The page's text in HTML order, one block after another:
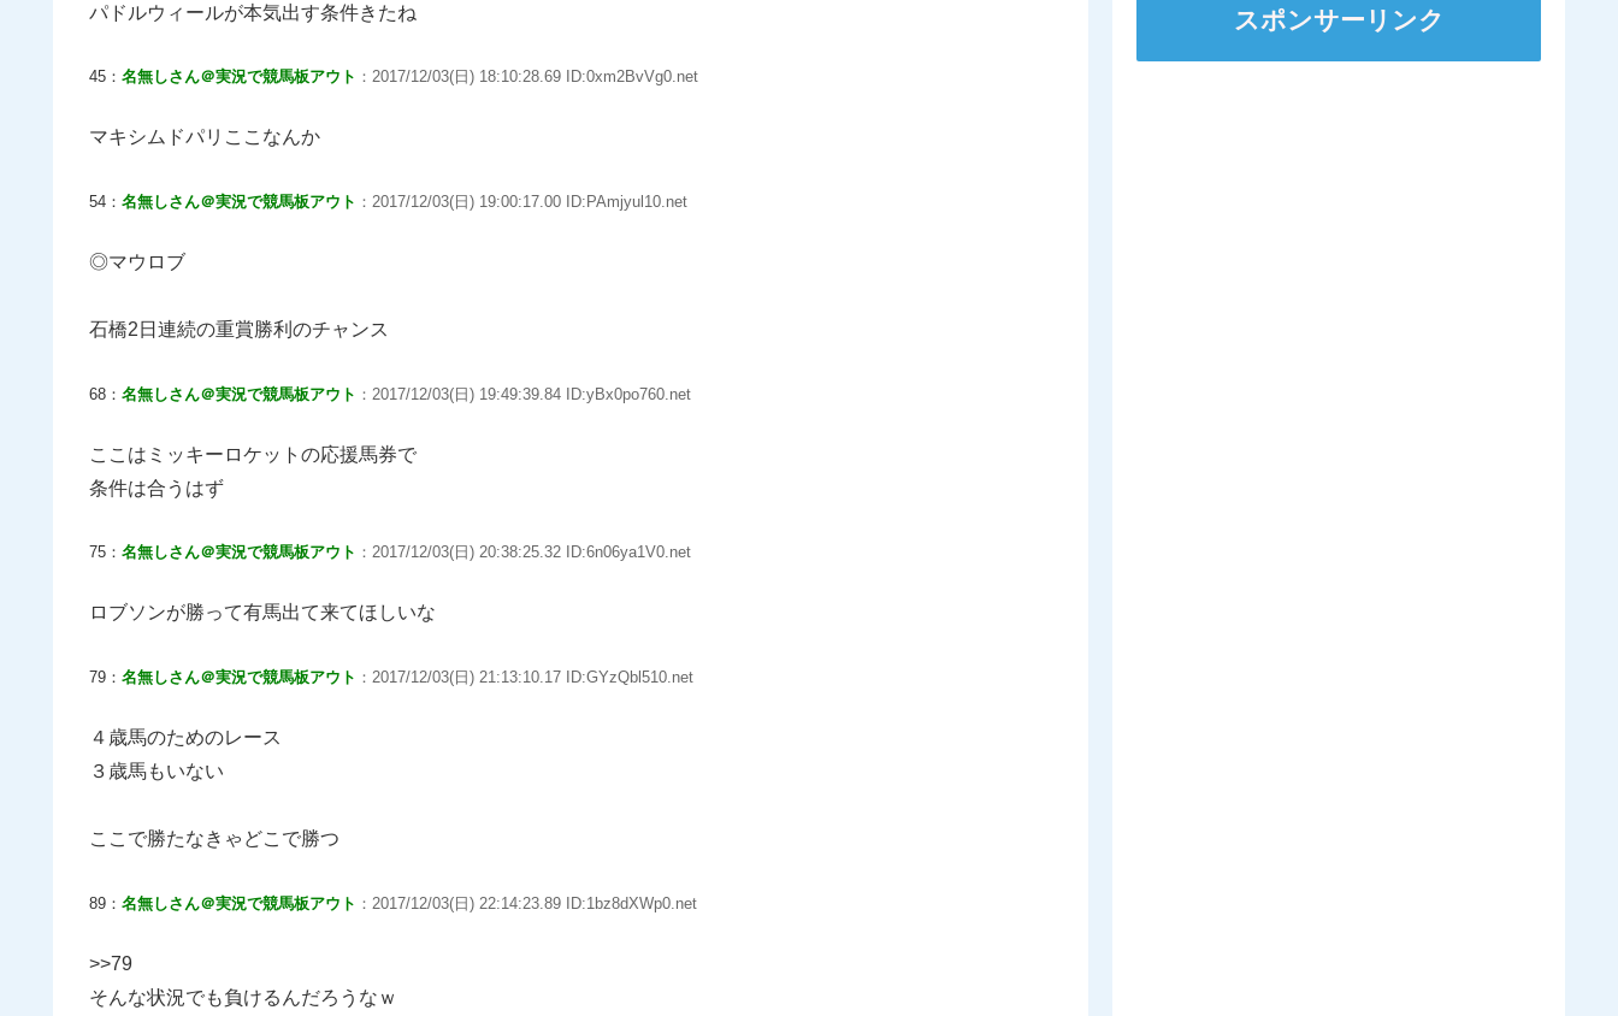
パドルウィールが本気出す条件きたね
45： 名無しさん＠実況で競馬板アウト ：2017/12/03(日) 18:10:28.69 ID:0xm2BvVg0.net
マキシムドパリここなんか
54： 名無しさん＠実況で競馬板アウト ：2017/12/03(日) 19:00:17.00 ID:PAmjyul10.net
◎マウロブ
石橋2日連続の重賞勝利のチャンス
68： 名無しさん＠実況で競馬板アウト ：2017/12/03(日) 19:49:39.84 ID:yBx0po760.net
ここはミッキーロケットの応援馬券で
条件は合うはず
75： 名無しさん＠実況で競馬板アウト ：2017/12/03(日) 20:38:25.32 ID:6n06ya1V0.net
ロブソンが勝って有馬出て来てほしいな
79： 名無しさん＠実況で競馬板アウト ：2017/12/03(日) 21:13:10.17 ID:GYzQbl510.net
４歳馬のためのレース
３歳馬もいない
ここで勝たなきゃどこで勝つ
89： 名無しさん＠実況で競馬板アウト ：2017/12/03(日) 22:14:23.89 ID:1bz8dXWp0.net
>>79
そんな状況でも負けるんだろうなｗ
スポンサーリンク